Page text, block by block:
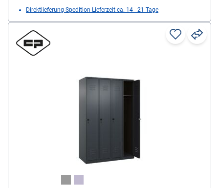
Direktlieferung Spedition Lieferzeit ca. 14 - 21 Tage